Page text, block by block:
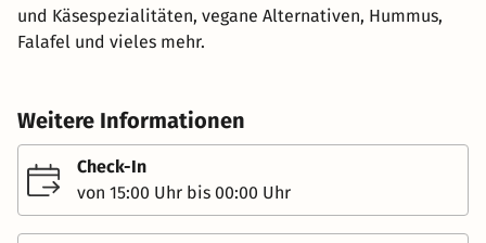
und Käsespezialitäten, vegane Alternativen, Hummus,
Falafel und vieles mehr.
Weitere Informationen
Check-In
von 15:00 Uhr bis 00:00 Uhr